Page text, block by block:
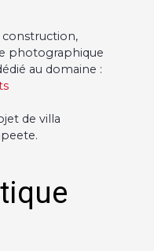
construction,
photographique
au domaine :
de villa